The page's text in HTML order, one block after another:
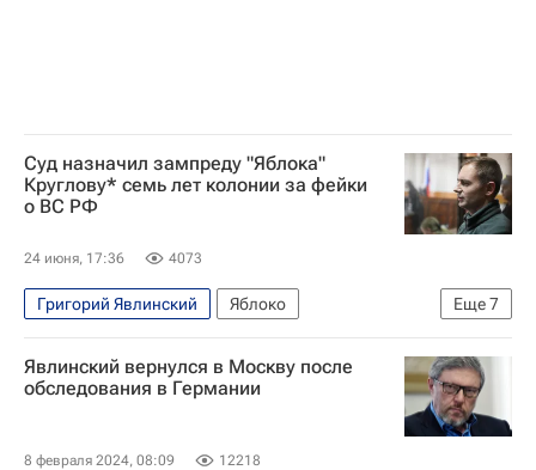
Суд назначил зампреду "Яблока"
Круглову* семь лет колонии за фейки
о ВС РФ
24 июня, 17:36 4073
Еще7
Григорий Явлинский
Яблоко
Происшествия
Россия
Москва
Украина
Борис Надеждин
Явлинский вернулся в Москву после
обследования в Германии
8 февраля 2024, 08:09 12218